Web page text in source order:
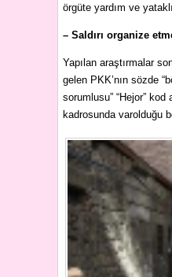
örgüte yardım ve
– Saldırı organize
Yapılan araştırmalar
gelen PKK’nın sözde
sorumlusu” “Hejor”
kadrosunda varolduğu